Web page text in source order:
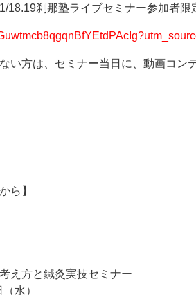
刹那塾ライブセミナー参加者限
い方は、セミナー当日に、動画コ
ら】
え方と鍼灸実技セミナー
水）